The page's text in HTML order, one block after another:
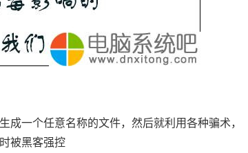
一个任意名称的文件，然后就利用各种骗术，
被黑客强控